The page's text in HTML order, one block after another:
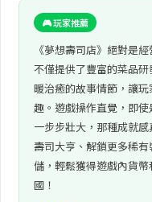
🎮 玩家推薦
《夢想壽司店》絕對是
不僅提供了豐富的菜品
暖治癒的故事情節，讓
趣。遊戲操作直覺，即
一步步壯大，那種成就
壽司大亨、解鎖更多稀
儲，輕鬆獲得遊戲內貨
國！